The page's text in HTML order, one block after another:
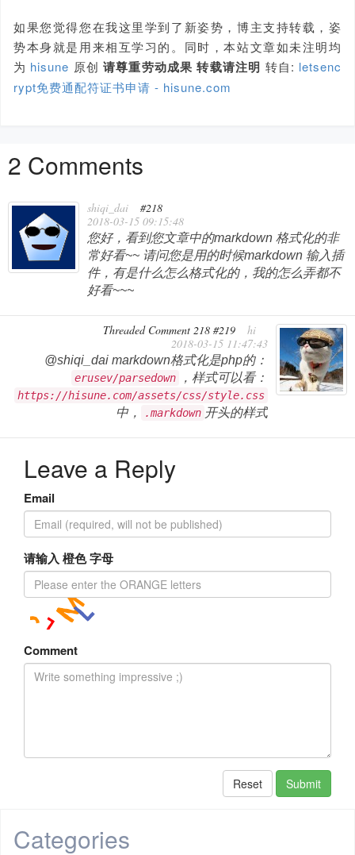
如果您觉得您在我这里学到了新姿势，博主支持转载，姿
势本身就是用来相互学习的。同时，本站文章如未注明均
为 hisune 原创请尊重劳动成果 转载请注明 转自: letsenc
rypt免费通配符证书申请 - hisune.com
2 Comments
shiqi_dai
#218
2018-03-15 09:15:48
您好，看到您文章中的markdown 格式化的非
常好看~~ 请问您是用的时候markdown 输入插
件，有是什么怎么格式化的，我的怎么弄都不
好看~~~
hi
Threaded Comment 218 #219
2018-03-15 11:47:43
@shiqi_dai markdown格式化是php的：
erusev/parsedown ，样式可以看：
https://hisune.com/assets/css/style.css
中， .markdown 开头的样式
Leave a Reply
Email
请输入 橙色 字母
Comment
Reset Submit
Categories